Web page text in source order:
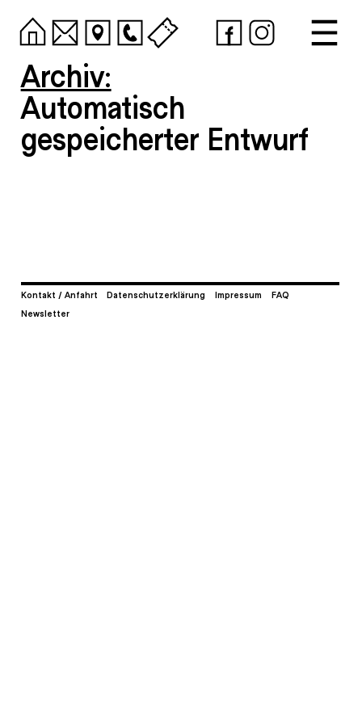
Archiv:
Automatisch
gespeicherter Entwurf
Kontakt / Anfahrt Datenschutzerklärung Impressum
FAQ
Newsletter